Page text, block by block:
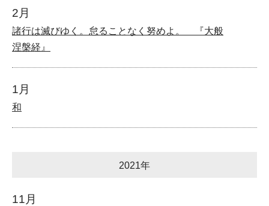
2月
諸行は滅びゆく。怠ることなく努めよ。 『大般
涅槃経』
1月
和
2021年
11月